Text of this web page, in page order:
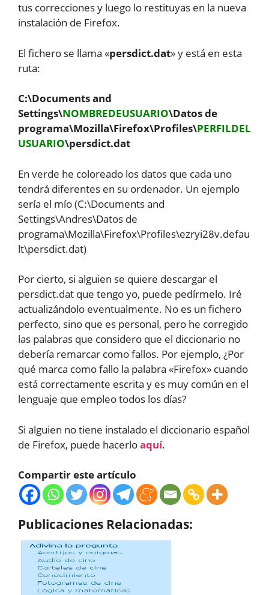
tus correcciones y luego lo restituyas en la nueva
instalación de Firefox.
El fichero se llama «persdict.dat» y está en esta
ruta:
C:\Documents and
Settings\NOMBREDEUSUARIO\Datos de
programa\Mozilla\Firefox\Profiles\PERFILDEL
USUARIO\persdict.dat
En verde he coloreado los datos que cada uno
tendrá diferentes en su ordenador. Un ejemplo
sería el mío (C:\Documents and
Settings\Andres\Datos de
programa\Mozilla\Firefox\Profiles\ezryi28v.defau
lt\persdict.dat)
Por cierto, si alguien se quiere descargar el
persdict.dat que tengo yo, puede pedírmelo. Iré
actualizándolo eventualmente. No es un fichero
perfecto, sino que es personal, pero he corregido
las palabras que considero que el diccionario no
debería remarcar como fallos. Por ejemplo, ¿Por
qué marca como fallo la palabra «Firefox» cuando
está correctamente escrita y es muy común en el
lenguaje que empleo todos los días?
Si alguien no tiene instalado el diccionario español
de Firefox, puede hacerloaquí.
Compartir este artículo
Publicaciones Relacionadas: